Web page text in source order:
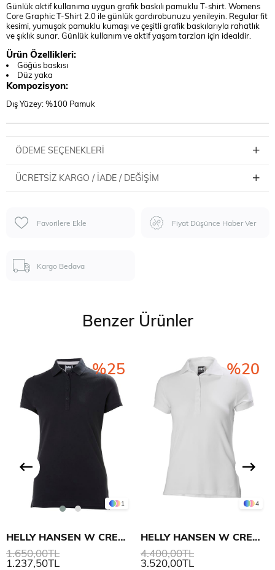
Günlük aktif kullanıma uygun grafik baskılı pamuklu T-shirt. Womens
Core Graphic T-Shirt 2.0 ile günlük gardırobunuzu yenileyin. Regular fit
kesimi, yumuşak pamuklu kumaşı ve çeşitli grafik baskılarıyla rahatlık
ve şıklık sunar. Günlük kullanım ve aktif yaşam tarzları için idealdir.
Ürün Özellikleri:
Göğüs baskısı
Düz yaka
Kompozisyon:
Dış Yüzey: %100 Pamuk
ÖDEME SEÇENEKLERI
ÜCRETSIZ KARGO / İADE / DEĞIŞIM
Favorilere Ekle Fiyat Düşünce Haber Ver
Kargo Bedava
Benzer Ürünler
1
HELLY HANSEN W CREW PIQUE 2 POLO
1.237,50TL
1.650,00TL
%25
4
HELLY HANSEN W CREWLINE POLO
3.520,00TL
4.400,00TL
%20